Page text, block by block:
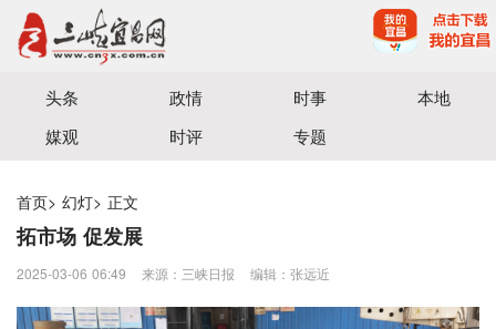
宜昌三峡融媒体中心主办
头条 政情 时事
本地
媒观
时评 专题
首页> 幻灯> 正文
拓市场 促发展
2025-03-06 06:49 来源：三峡日报 编辑：张远近